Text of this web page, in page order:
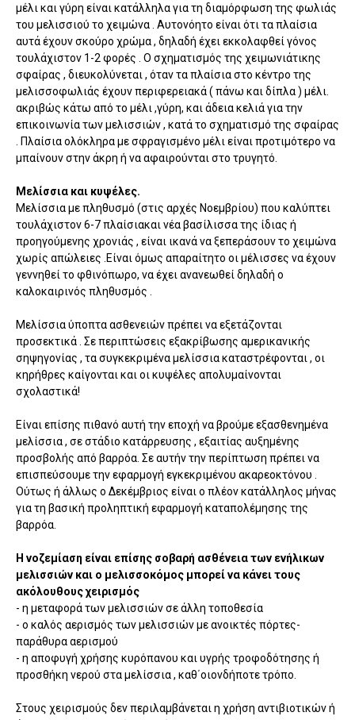
μέλι και γύρη είναι κατάλληλα για τη διαμόρφωση της φωλιάς
του μελισσιού το χειμώνα . Αυτονόητο είναι ότι τα πλαίσια
αυτά έχουν σκούρο χρώμα , δηλαδή έχει εκκολαφθεί γόνος
τουλάχιστον 1-2 φορές . Ο σχηματισμός της χειμωνιάτικης
σφαίρας , διευκολύνεται , όταν τα πλαίσια στο κέντρο της
μελισσοφωλιάς έχουν περιφερειακά ( πάνω και δίπλα ) μέλι.
ακριβώς κάτω από το μέλι ,γύρη, και άδεια κελιά για την
επικοινωνία των μελισσιών , κατά το σχηματισμό της σφαίρας
. Πλαίσια ολόκληρα με σφραγισμένο μέλι είναι προτιμότερο να
μπαίνουν στην άκρη ή να αφαιρούνται στο τρυγητό.
Μελίσσια και κυψέλες.
Μελίσσια με πληθυσμό (στις αρχές Νοεμβρίου) που καλύπτει
τουλάχιστον 6-7 πλαίσιακαι νέα βασίλισσα της ίδιας ή
προηγούμενης χρονιάς , είναι ικανά να ξεπεράσουν το χειμώνα
χωρίς απώλειες .Είναι όμως απαραίτητο οι μέλισσες να έχουν
γεννηθεί το φθινόπωρο, να έχει ανανεωθεί δηλαδή ο
καλοκαιρινός πληθυσμός .
Μελίσσια ύποπτα ασθενειών πρέπει να εξετάζονται
προσεκτικά . Σε περιπτώσεις εξακρίβωσης αμερικανικής
σηψηγονίας , τα συγκεκριμένα μελίσσια καταστρέφονται , οι
κηρήθρες καίγονται και οι κυψέλες απολυμαίνονται
σχολαστικά!
Είναι επίσης πιθανό αυτή την εποχή να βρούμε εξασθενημένα
μελίσσια , σε στάδιο κατάρρευσης , εξαιτίας αυξημένης
προσβολής από βαρρόα. Σε αυτήν την περίπτωση πρέπει να
επισπεύσουμε την εφαρμογή εγκεκριμένου ακαρεοκτόνου .
Ούτως ή άλλως ο Δεκέμβριος είναι ο πλέον κατάλληλος μήνας
για τη βασική προληπτική εφαρμογή καταπολέμησης της
βαρρόα.
Η νοζεμίαση είναι επίσης σοβαρή ασθένεια των ενήλικων
μελισσιών και ο μελισσοκόμος μπορεί να κάνει τους
ακόλουθους χειρισμός
- η μεταφορά των μελισσιών σε άλλη τοποθεσία
- ο καλός αερισμός των μελισσιών με ανοικτές πόρτες-
παράθυρα αερισμού
- η αποφυγή χρήσης κυρόπανου και υγρής τροφοδότησης ή
προσθήκη νερού στα μελίσσια , καθ΄οιονδήποτε τρόπο.
Στους χειρισμούς δεν περιλαμβάνεται η χρήση αντιβιοτικών ή